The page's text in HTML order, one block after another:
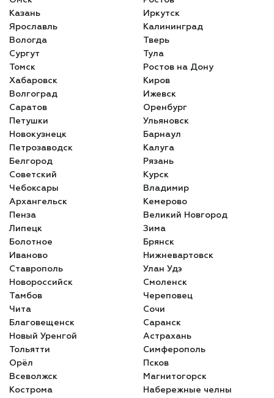
Казань
Иркутск
Ярославль
Калининград
Вологда
Тверь
Сургут
Тула
Томск
Ростов на Дону
Хабаровск
Киров
Волгоград
Ижевск
Саратов
Оренбург
Петушки
Ульяновск
Новокузнецк
Барнаул
Петрозаводск
Калуга
Белгород
Рязань
Советский
Курск
Чебоксары
Владимир
Архангельск
Кемерово
Пенза
Великий Новгород
Липецк
Зима
Болотное
Брянск
Иваново
Нижневартовск
Ставрополь
Улан Удэ
Новороссийск
Смоленск
Тамбов
Череповец
Чита
Сочи
Благовещенск
Саранск
Новый Уренгой
Астрахань
Тольятти
Симферополь
Орёл
Псков
Всеволжск
Магнитогорск
Кострома
Набережные челны